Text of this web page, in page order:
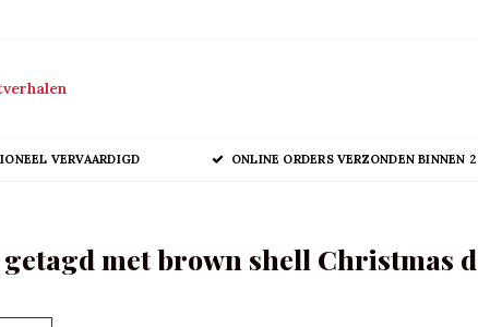
VERVAARDIGD ONLINE ORDERS VERZONDEN BINNEN
met brown shell Christmas